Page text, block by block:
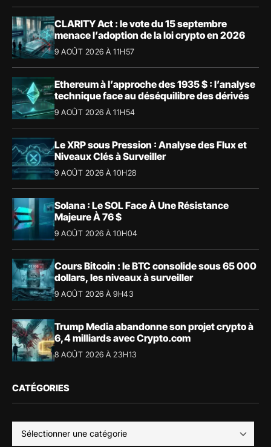
CLARITY Act : le vote du 15 septembre
menace l’adoption de la loi crypto en 2026
9 AOÛT 2026 À 11H57
Ethereum à l’approche des 1935 $ : l’analyse
technique face au déséquilibre des dérivés
9 AOÛT 2026 À 11H54
Le XRP sous Pression : Analyse des Flux et
Niveaux Clés à Surveiller
9 AOÛT 2026 À 10H28
Solana : Le SOL Face À Une Résistance
Majeure À 76 $
9 AOÛT 2026 À 10H04
Cours Bitcoin : le BTC consolide sous 65 000
dollars, les niveaux à surveiller
9 AOÛT 2026 À 9H43
Trump Media abandonne son projet crypto à
6,4 milliards avec Crypto.com
8 AOÛT 2026 À 23H13
CATÉGORIES